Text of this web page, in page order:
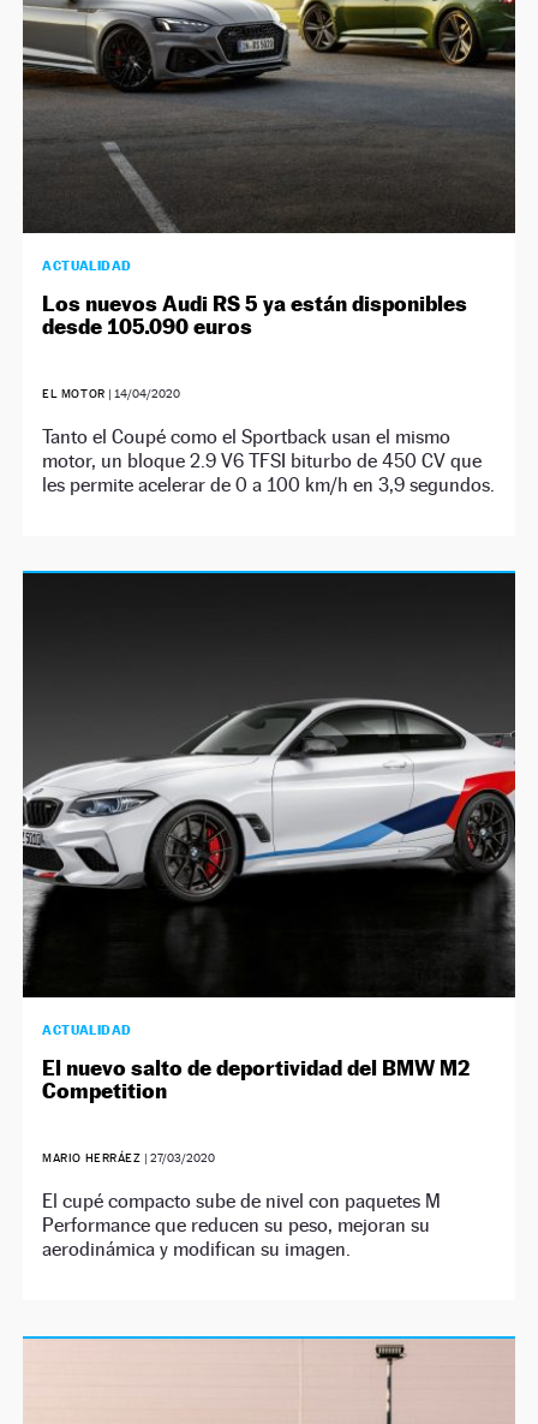
ACTUALIDAD
Los nuevos Audi RS 5 ya están disponibles
desde 105.090 euros
EL MOTOR | 14/04/2020
Tanto el Coupé como el Sportback usan el mismo
motor, un bloque 2.9 V6 TFSI biturbo de 450 CV que
les permite acelerar de 0 a 100 km/h en 3,9 segundos.
ACTUALIDAD
El nuevo salto de deportividad del BMW M2
Competition
MARIO HERRÁEZ | 27/03/2020
El cupé compacto sube de nivel con paquetes M
Performance que reducen su peso, mejoran su
aerodinámica y modifican su imagen.